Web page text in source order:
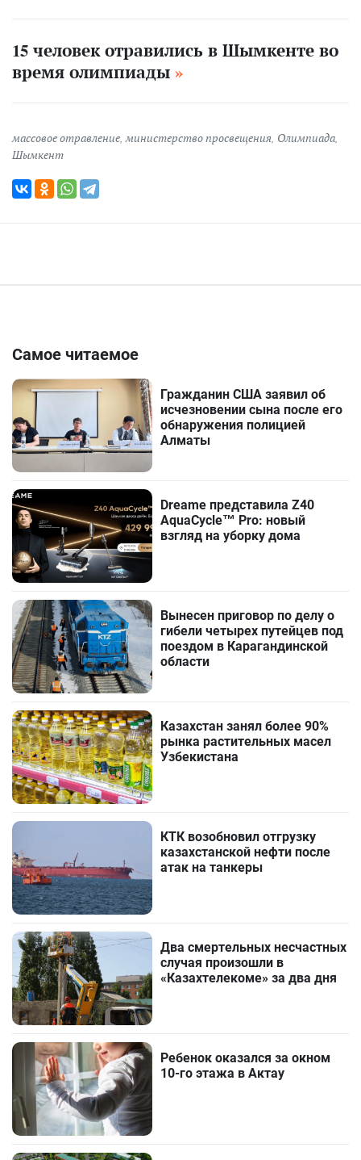
15 человек отравились в Шымкенте во
время олимпиады
массовое отравление,министерство просвещения, Олимпиада,
Шымкент
Самое читаемое
Гражданин США заявил об
исчезновении сына после его
обнаружения полицией
Алматы
Dreame представила Z40
AquaCycle™ Pro: новый
взгляд на уборку дома
Вынесен приговор по делу о
гибели четырех путейцев под
поездом в Карагандинской
области
Казахстан занял более 90%
рынка растительных масел
Узбекистана
КТК возобновил отгрузку
казахстанской нефти после
атак на танкеры
Два смертельных несчастных
случая произошли в
«Казахтелекоме» за два дня
Ребенок оказался за окном
10-го этажа в Актау